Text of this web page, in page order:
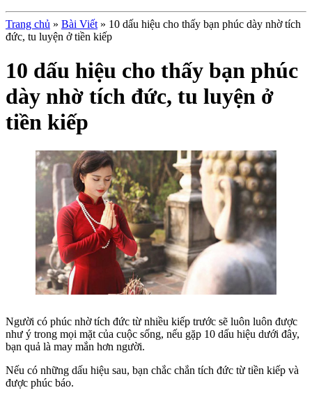
Trang chủ » Bài Viết » 10 dấu hiệu cho thấy bạn phúc dày nhờ tích
đức, tu luyện ở tiền kiếp
10 dấu hiệu cho thấy bạn phúc
dày nhờ tích đức, tu luyện ở
tiền kiếp
Người có phúc nhờ tích đức từ nhiều kiếp trước sẽ luôn luôn được
như ý trong mọi mặt của cuộc sống, nếu gặp 10 dấu hiệu dưới đây,
bạn quả là may mắn hơn người.
Nếu có những dấu hiệu sau, bạn chắc chắn tích đức từ tiền kiếp và
được phúc báo.